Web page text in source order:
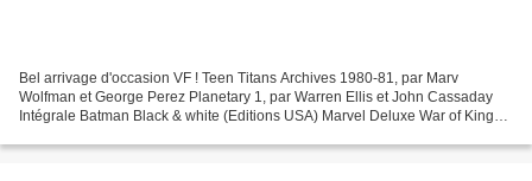
Bel arrivage d'occasion VF ! Teen Titans Archives 1980-81, par Marv
Wolfman et George Perez Planetary 1, par Warren Ellis et John Cassaday
Intégrale Batman Black & white (Editions USA) Marvel Deluxe War of Kings,